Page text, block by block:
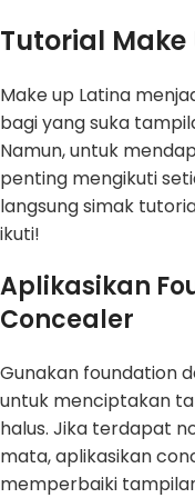
Tutorial
Make up Latina
bagi yang suka
Namun, untuk
penting mengikuti
langsung simak
ikuti!
Aplikasikan
Concealer
Gunakan foundation
untuk menciptakan
halus. Jika terdapat
mata, aplikasikan
memperbaiki